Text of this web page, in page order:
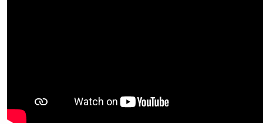
PrivacyIk ga akkoord met devoorwaarden